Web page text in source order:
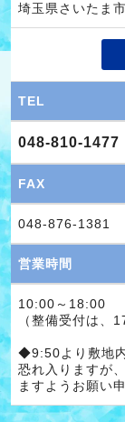
埼玉県さいたま
TEL
048-810-1477
FAX
048-876-1381
営業時間
10:00～18:00
（整備受付は、
◆9:50より敷地
恐れ入りますが
ますようお願い